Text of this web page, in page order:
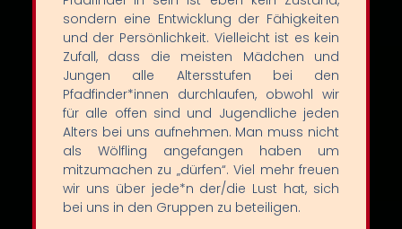
sondern eine Entwicklung der Fähigkeiten
und der Persönlichkeit. Vielleicht ist es kein
Zufall, dass die meisten Mädchen und
Jungen alle Altersstufen bei den
Pfadfinder*innen durchlaufen, obwohl wir
für alle offen sind und Jugendliche jeden
Alters bei uns aufnehmen. Man muss nicht
als Wölfling angefangen haben um
mitzumachen zu „dürfen“. Viel mehr freuen
wir uns über jede*n der/die Lust hat, sich
bei uns in den Gruppen zu beteiligen.